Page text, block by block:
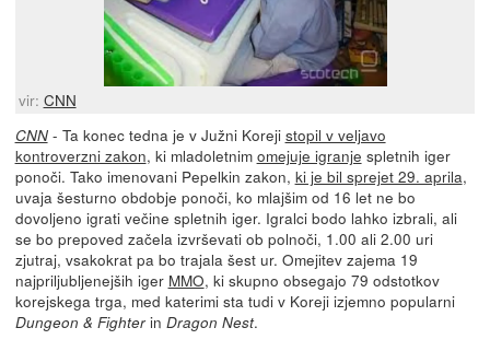
vir: CNN
CNN- Ta konec tedna je v Južni Koreji stopil v veljavo
kontroverzni zakon, ki mladoletnim omejuje igranje spletnih iger
ponoči. Tako imenovani Pepelkin zakon, ki je bil sprejet 29. aprila,
uvaja šesturno obdobje ponoči, ko mlajšim od 16 let ne bo
dovoljeno igrati večine spletnih iger. Igralci bodo lahko izbrali, ali
se bo prepoved začela izvrševati ob polnoči, 1.00 ali 2.00 uri
zjutraj, vsakokrat pa bo trajala šest ur. Omejitev zajema 19
najpriljubljenejših iger MMO, ki skupno obsegajo 79 odstotkov
korejskega trga, med katerimi sta tudi v Koreji izjemno popularni
Dungeon & Fighterin Dragon Nest.